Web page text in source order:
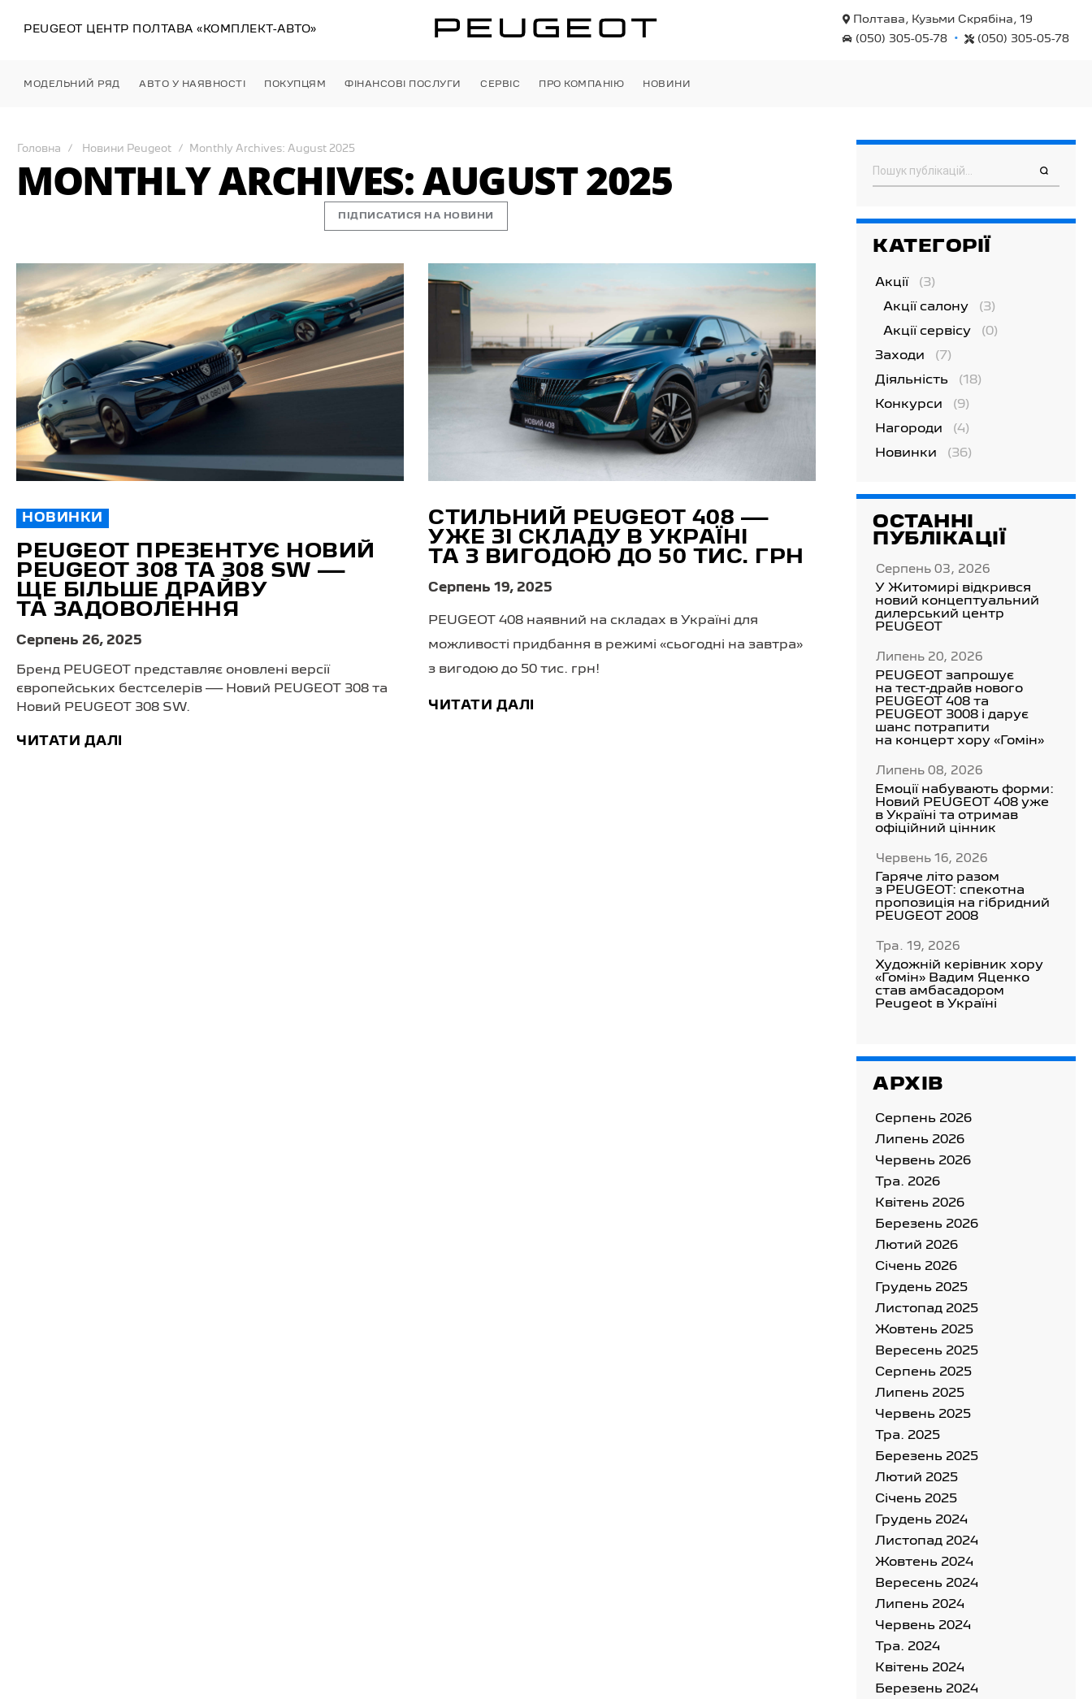
PEUGEOT ЦЕНТР ПОЛТАВА «КОМПЛЕКТ-АВТО»
Полтава, Кузьми Скрябіна, 19
(050) 305-05-78
• (050) 305-05-78
МОДЕЛЬНИЙ РЯД АВТО У НАЯВНОСТІ ПОКУПЦЯМ ФІНАНСОВІ ПОСЛУГИ СЕРВІС ПРО КОМПАНІЮ НОВИНИ
Головна Новини Peugeot Monthly Archives: August 2025
MONTHLY ARCHIVES: AUGUST 2025
ПІДПИСАТИСЯ НА НОВИНИ
НОВИНКИ
PEUGEOT ПРЕЗЕНТУЄ НОВИЙ
PEUGEOT 308 ТА 308 SW —
ЩЕ БІЛЬШЕ ДРАЙВУ
ТА ЗАДОВОЛЕННЯ
Серпень 26, 2025
Бренд PEUGEOT представляє оновлені версії
європейських бестселерів — Новий PEUGEOT 308 та
Новий PEUGEOT 308 SW.
ЧИТАТИ ДАЛІ
СТИЛЬНИЙ PEUGEOT 408 —
УЖЕ ЗІ СКЛАДУ В УКРАЇНІ
ТА З ВИГОДОЮ ДО 50 ТИС. ГРН
Серпень 19, 2025
PEUGEOT 408 наявний на складах в Україні для
можливості придбання в режимі «сьогодні на завтра»
з вигодою до 50 тис. грн!
ЧИТАТИ ДАЛІ
Пошук
КАТЕГОРІЇ
Акції (3)
Акції салону (3)
Акції сервісу (0)
Заходи (7)
Діяльність (18)
Конкурси (9)
Нагороди (4)
Новинки (36)
ОСТАННІ
ПУБЛІКАЦІЇ
Серпень 03, 2026
У Житомирі відкрився
новий концептуальний
дилерський центр
PEUGEOT
Липень 20, 2026
PEUGEOT запрошує
на тест-драйв нового
PEUGEOT 408 та
PEUGEOT 3008 і дарує
шанс потрапити
на концерт хору «Гомін»
Липень 08, 2026
Емоції набувають форми:
Новий PEUGEOT 408 уже
в Україні та отримав
офіційний цінник
Червень 16, 2026
Гаряче літо разом
з PEUGEOT: спекотна
пропозиція на гібридний
PEUGEOT 2008
Тра. 19, 2026
Художній керівник хору
«Гомін» Вадим Яценко
став амбасадором
Peugeot в Україні
АРХІВ
Серпень 2026
Липень 2026
Червень 2026
Тра. 2026
Квітень 2026
Березень 2026
Лютий 2026
Cічень 2026
Грудень 2025
Листопад 2025
Жовтень 2025
Вересень 2025
Серпень 2025
Липень 2025
Червень 2025
Тра. 2025
Березень 2025
Лютий 2025
Cічень 2025
Грудень 2024
Листопад 2024
Жовтень 2024
Вересень 2024
Липень 2024
Червень 2024
Тра. 2024
Квітень 2024
Березень 2024